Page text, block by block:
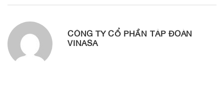
CÔNG TY CỔ PHẦN TẬP ĐOÀN
VINASA